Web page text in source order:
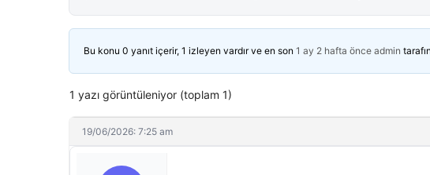
Bu konu 0 yanıt içerir, 1 izleyen vardır ve en son 1 ay 2 hafta önce admin
1 yazı görüntüleniyor (toplam 1)
19/06/2026: 7:25 am